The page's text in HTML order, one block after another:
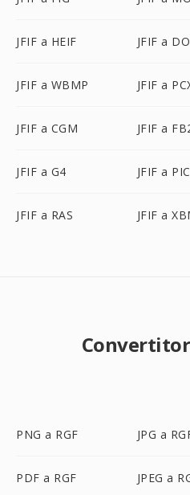
JFIF a HEIF JFIF a
JFIF a WBMP JFIF a
JFIF a CGM JFIF a
JFIF a G4 JFIF a
JFIF a RAS JFIF a
PNG a RGF JPG a
PDF a RGF JPEG a